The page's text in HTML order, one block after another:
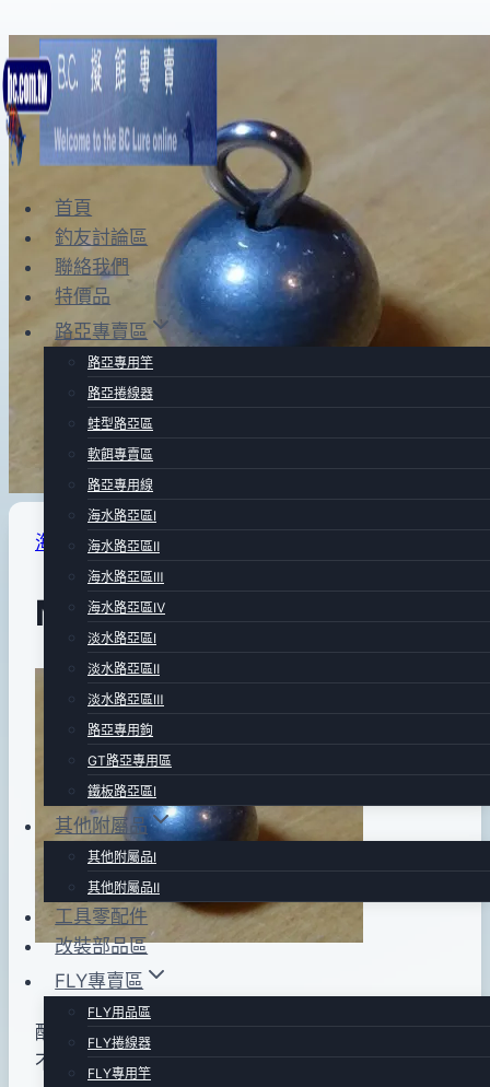
Skip
to
content
首頁
釣友討論區
聯絡我們
特價品
路亞專賣區
路亞專用竿
路亞捲線器
蛙型路亞區
軟餌專賣區
路亞專用線
海水路亞區Ⅰ
海水路亞區Ⅱ
海水路亞區Ⅲ
海水路亞區Ⅳ
淡水路亞區Ⅰ
淡水路亞區Ⅱ
淡水路亞區Ⅲ
路亞專用鉤
GT路亞專用區
鐵板路亞區Ⅰ
其他附屬品
其他附屬品Ⅰ
其他附屬品Ⅱ
工具零配件
改裝部品區
FLY專賣區
FLY用品區
FLY捲線器
FLY專用竿
海水路亞區Ⅱ|路亞專賣區
Matador 專用配重珠
07
日
年
02
月
07
配重珠( 6 pcs/包)6pcs 裝.每顆重量約1.2g.可搭配
不同地形.魚兒活性來配重使用!